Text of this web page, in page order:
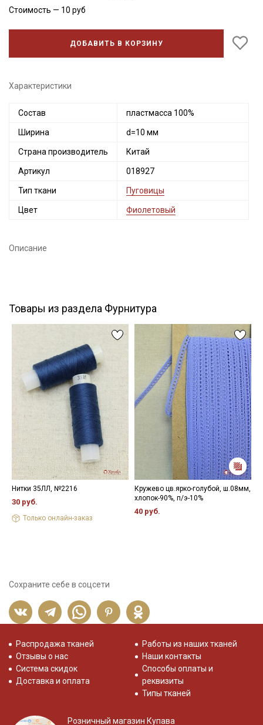
Стоимость — 10 руб
ДОБАВИТЬ В КОРЗИНУ
Характеристики
Состав пластмасса 100%
Ширина d=10 мм
Страна производитель Китай
Артикул 018927
Тип ткани Пуговицы
Цвет Фиолетовый
Описание
Товары из раздела Фурнитура
Нитки 35ЛЛ, №2216
30 руб.
Только онлайн-заказ
Кружево цв.ярко-голубой, ш.08мм,
хлопок-90%, п/э-10%
40 руб.
Сохраните себе в соцсети
Распродажа тканей
Отзывы о нас
Система скидок
Доставка и оплата
Работы из наших тканей
Наши контакты
Способы оплаты и
реквизиты
Типы тканей
Розничный магазин Купава
Секретная рассылка от Купава
Мы публикуем здесь дополнительные
категории тканей
информационных рассылок